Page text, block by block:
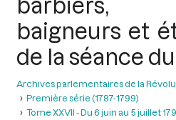
baigneurs et
de la séance du
Archives parlementaires de la
Première série (1787-1799)
Tome XXVII - Du 6 juin au 5 juillet